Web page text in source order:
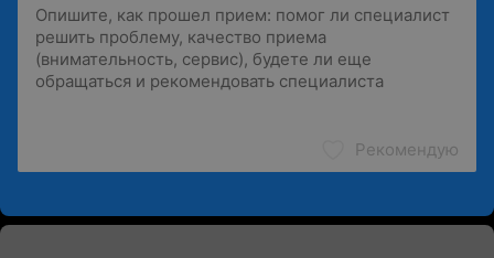
Рекомендую